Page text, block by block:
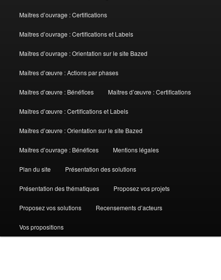
Maîtres d’ouvrage : Certifications
Maitres d’ouvrage : Certifications et Labels
Maîtres d’ouvrage : Orientation sur le site Bazed
Maîtres d’œuvre : Actions par phases
Maîtres d’œuvre : Bénéfices Maîtres d’œuvre : Certifications
Maitres d’œuvre : Certifications et Labels
Maîtres d’œuvre : Orientation sur le site Bazed
Maîtres d’ouvrage : Bénéfices Mentions légales
Plan du site Présentation des solutions
Présentation des thématiques Proposez vos projets
Proposez vos solutions Recensements d’acteurs
Vos propositions